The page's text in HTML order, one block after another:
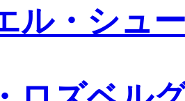
ル・シュ